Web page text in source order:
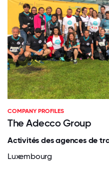
COMPANY PROFILES
The Adecco Group
Activités des agences de
Luxembourg